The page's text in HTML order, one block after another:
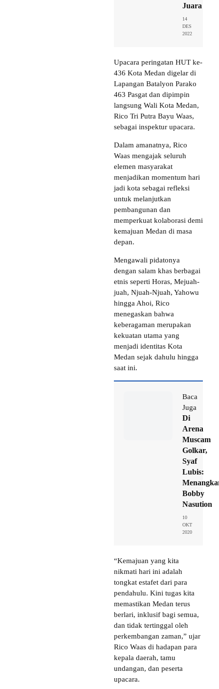
Juara
14
DES
2022
Upacara peringatan HUT ke-
436 Kota Medan digelar di
Lapangan Batalyon Parako
463 Pasgat dan dipimpin
langsung Wali Kota Medan,
Rico Tri Putra Bayu Waas,
sebagai inspektur upacara.
Dalam amanatnya, Rico
Waas mengajak seluruh
elemen masyarakat
menjadikan momentum hari
jadi kota sebagai refleksi
untuk melanjutkan
pembangunan dan
memperkuat kolaborasi demi
kemajuan Medan di masa
depan.
Mengawali pidatonya
dengan salam khas berbagai
etnis seperti Horas, Mejuah-
juah, Njuah-Njuah, Yahowu
hingga Ahoi, Rico
menegaskan bahwa
keberagaman merupakan
kekuatan utama yang
menjadi identitas Kota
Medan sejak dahulu hingga
saat ini.
Baca
Juga
Di
Arena
Muscam
Golkar,
Syaf
Lubis:
Bobby
Nasution
10
OKT
2020
“Kemajuan yang kita
nikmati hari ini adalah
tongkat estafet dari para
pendahulu. Kini tugas kita
memastikan Medan terus
berlari, inklusif bagi semua,
dan tidak tertinggal oleh
perkembangan zaman,” ujar
Rico Waas di hadapan para
kepala daerah, tamu
undangan, dan peserta
upacara.